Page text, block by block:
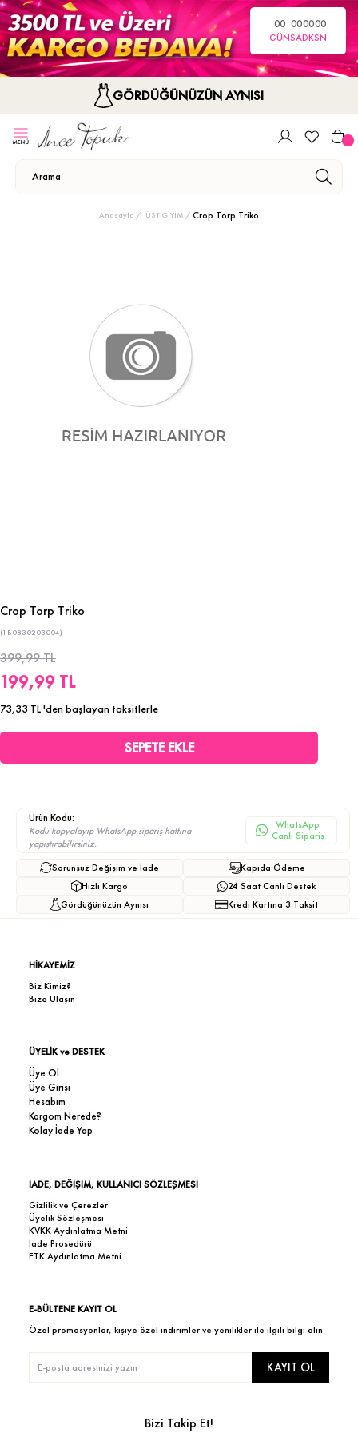
00
GÜN
00
SA
00
DK
00
SN
GÖRDÜĞÜNÜZÜN AYNISI
Anasayfa ÜST GİYİM Crop Torp Triko
Crop Torp Triko
(1B0830203004)
399,99 TL
199,99 TL
73,33 TL'den başlayan taksitlerle
Ürün Kodu:
Kodu kopyalayıp WhatsApp sipariş hattına
yapıştırabilirsiniz.
WhatsApp
Canlı Sipariş
Sorunsuz Değişim ve İade
Hızlı Kargo
Gördüğünüzün Aynısı
Kapıda Ödeme
24 Saat Canlı Destek
Kredi Kartına 3 Taksit
HİKAYEMİZ
Biz Kimiz?
Bize Ulaşın
ÜYELİK ve DESTEK
Üye Ol
Üye Girişi
Hesabım
Kargom Nerede?
Kolay İade Yap
İADE, DEĞİŞİM, KULLANICI SÖZLEŞMESİ
Gizlilik ve Çerezler
Üyelik Sözleşmesi
KVKK Aydınlatma Metni
İade Prosedürü
ETK Aydınlatma Metni
E-BÜLTENE KAYIT OL
Özel promosyonlar, kişiye özel indirimler ve yenilikler ile ilgili bilgi alın
KAYIT OL
Bizi Takip Et!